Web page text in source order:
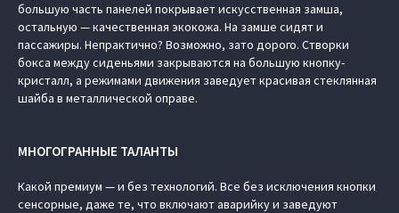
большую часть панелей покрывает искусственная замша,
остальную — качественная экокожа. На замше сидят и
пассажиры. Непрактично? Возможно, зато дорого. Створки
бокса между сиденьями закрываются на большую кнопку-
кристалл, а режимами движения заведует красивая стеклянная
шайба в металлической оправе.
МНОГОГРАННЫЕ ТАЛАНТЫ
Какой премиум — и без технологий. Все без исключения кнопки
сенсорные, даже те, что включают аварийку и заведуют